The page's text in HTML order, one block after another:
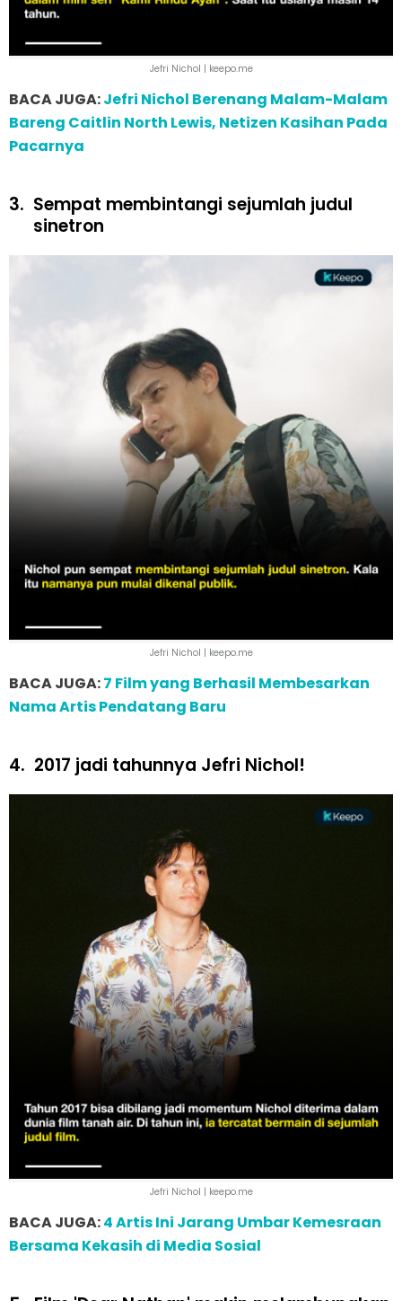
Jefri Nichol | keepo.me
BACA JUGA:Jefri Nichol Berenang Malam-Malam
Bareng Caitlin North Lewis, Netizen Kasihan Pada
Pacarnya
3. Sempat membintangi sejumlah judul
sinetron
Jefri Nichol | keepo.me
BACA JUGA:7 Film yang Berhasil Membesarkan
Nama Artis Pendatang Baru
4. 2017 jadi tahunnya Jefri Nichol!
Jefri Nichol | keepo.me
BACA JUGA:4 Artis Ini Jarang Umbar Kemesraan
Bersama Kekasih di Media Sosial